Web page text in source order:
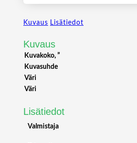
1
Kuvaus Lisätiedot
Kuvaus
Kuvakoko, ”
Kuvasuhde
Väri
Väri
Lisätiedot
Valmistaja